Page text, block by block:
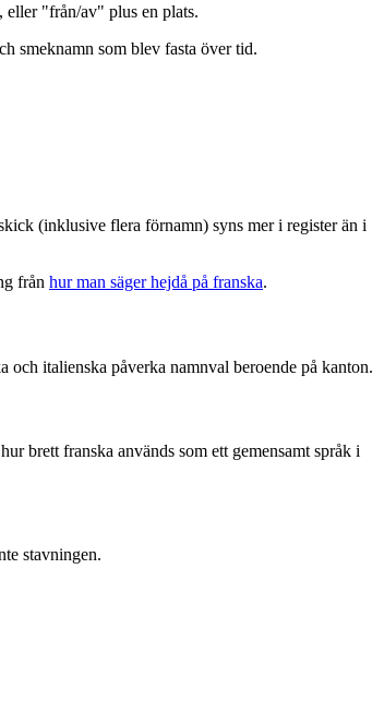
"från/av" plus en plats.
smeknamn som blev fasta över tid.
(inklusive flera förnamn) syns mer i register än i
från hur man säger hejdå på franska.
italienska påverka namnval beroende på kanton.
brett franska används som ett gemensamt språk i
stavningen.